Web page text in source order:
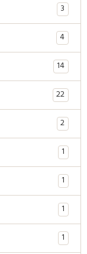
3
4
14
22
2
1
1
1
1